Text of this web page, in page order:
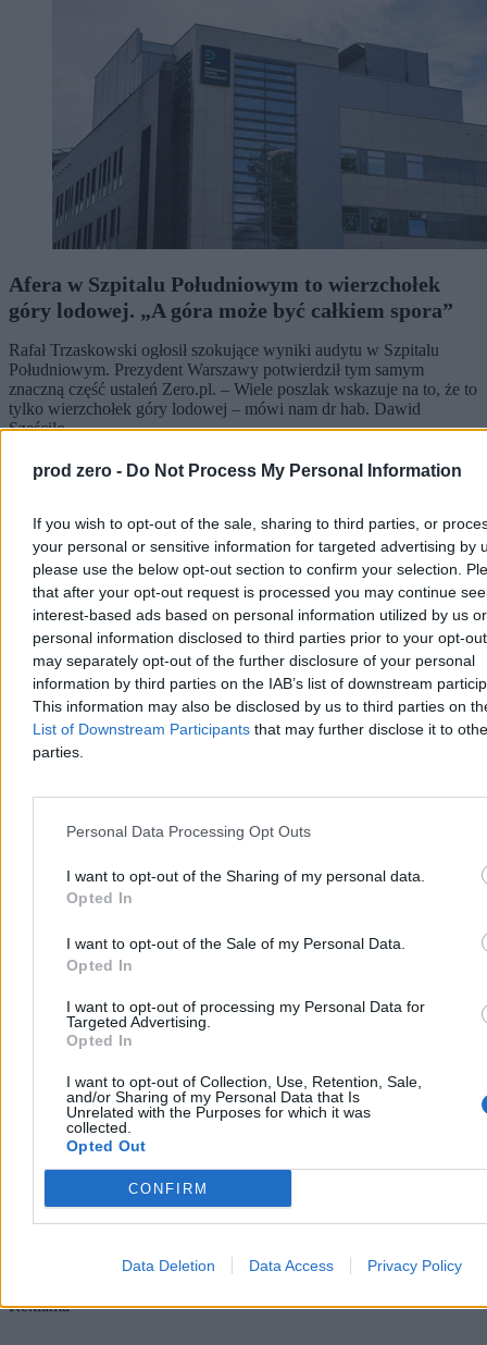
prod zero - Do Not Process My Personal Information
If you wish to opt-out of the sale, sharing to third parties, or
your personal or sensitive information for targeted advertising by
please use the below opt-out section to confirm your selection.
that after your opt-out request is processed you may continue
interest-based ads based on personal information utilized by us or
personal information disclosed to third parties prior to your opt-
may separately opt-out of the further disclosure of your personal
information by third parties on the IAB’s list of downstream
This information may also be disclosed by us to third parties on
List of Downstream Participants that may further disclose it to
parties.
Personal Data Processing Opt Outs
I want to opt-out of the Sharing of my personal data.
Opted In
I want to opt-out of the Sale of my Personal Data.
Opted In
I want to opt-out of processing my Personal Data for
Targeted Advertising.
Opted In
I want to opt-out of Collection, Use, Retention, Sale,
and/or Sharing of my Personal Data that Is
Unrelated with the Purposes for which it was
collected.
Opted Out
CONFIRM
Data Deletion Data Access Privacy Policy
Afera w Szpitalu Południowym to wierzchołek
góry lodowej. „A góra może być całkiem spora”
Rafał Trzaskowski ogłosił szokujące wyniki audytu w Szpitalu
Południowym. Prezydent Warszawy potwierdził tym samym
znaczną część ustaleń Zero.pl. – Wiele poszlak wskazuje na to, że to
tylko wierzchołek góry lodowej – mówi nam dr hab. Dawid
Sześciło.
Dzisiaj 17:22
8 min
Kraj
PiS szuka nowego otwarcia. Konferencja
programowa w rocznicę prezydentury
Pod hasłem „Ku nowemu rządowi” Prawo i Sprawiedliwość
zorganizowało konferencję programową partii, która zbiegła się z
wydarzenia głos zabrali m.in. Jarosław Kaczyński i Przemysław
Czarnek. Sytuację ugrupowania i rosnącą konkurencję na prawej
stronie sceny politycznej komentuje dla nas dr hab. Piotr Borowiec z
Tomasz Pałasz
Reklama